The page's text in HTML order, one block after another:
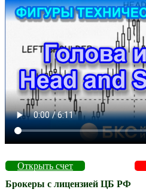
Открыть счет
Брокеры с лицензией ЦБ РФ